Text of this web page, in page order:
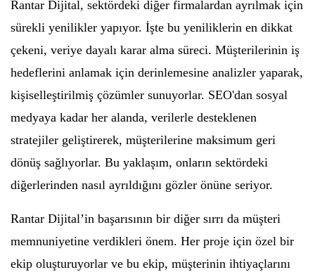
Rantar Dijital, sektördeki diğer firmalardan ayrılmak için
sürekli yenilikler yapıyor. İşte bu yeniliklerin en dikkat
çekeni, veriye dayalı karar alma süreci. Müşterilerinin iş
hedeflerini anlamak için derinlemesine analizler yaparak,
kişiselleştirilmiş çözümler sunuyorlar. SEO'dan sosyal
medyaya kadar her alanda, verilerle desteklenen
stratejiler geliştirerek, müşterilerine maksimum geri
dönüş sağlıyorlar. Bu yaklaşım, onların sektördeki
diğerlerinden nasıl ayrıldığını gözler önüne seriyor.
Rantar Dijital’in başarısının bir diğer sırrı da müşteri
memnuniyetine verdikleri önem. Her proje için özel bir
ekip oluşturuyorlar ve bu ekip, müşterinin ihtiyaçlarını